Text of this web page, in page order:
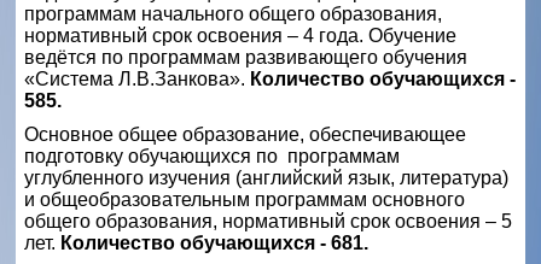
программам начального общего образования,
нормативный срок освоения – 4 года. Обучение
ведётся по программам развивающего обучения
«Система Л.В.Занкова». Количество обучающихся -
585.
Основное общее образование, обеспечивающее
подготовку обучающихся по программам
углубленного изучения (английский язык, литература)
и общеобразовательным программам основного
общего образования, нормативный срок освоения – 5
лет. Количество обучающихся - 681.